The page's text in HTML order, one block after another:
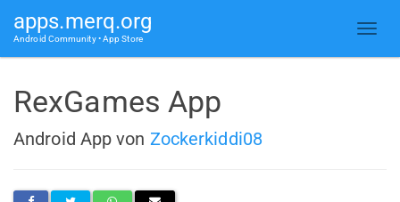
apps.merq.org
Android Community • App Store
RexGames App
Android App von Zockerkiddi08